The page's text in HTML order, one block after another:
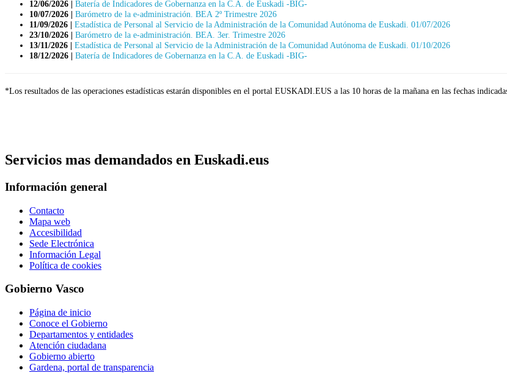
12/06/2026 | Batería de Indicadores de Gobernanza en la C.A. de Euskadi -BIG-
10/07/2026 | Barómetro de la e-administración. BEA 2º Trimestre 2026
11/09/2026 | Estadística de Personal al Servicio de la Administración de la Comunidad Autónoma de Euskadi. 01/07/2026
23/10/2026 | Barómetro de la e-administración. BEA. 3er. Trimestre 2026
13/11/2026 | Estadística de Personal al Servicio de la Administración de la Comunidad Autónoma de Euskadi. 01/10/2026
18/12/2026 | Batería de Indicadores de Gobernanza en la C.A. de Euskadi -BIG-
*Los resultados de las operaciones estadísticas estarán disponibles en el portal EUSKADI.EUS a las 10 horas de la mañana en las fechas
Servicios mas demandados en Euskadi.eus
Información general
Contacto
Mapa web
Accesibilidad
Sede Electrónica
Información Legal
Política de cookies
Gobierno Vasco
Página de inicio
Conoce el Gobierno
Departamentos y entidades
Atención ciudadana
Gobierno abierto
Gardena, portal de transparencia